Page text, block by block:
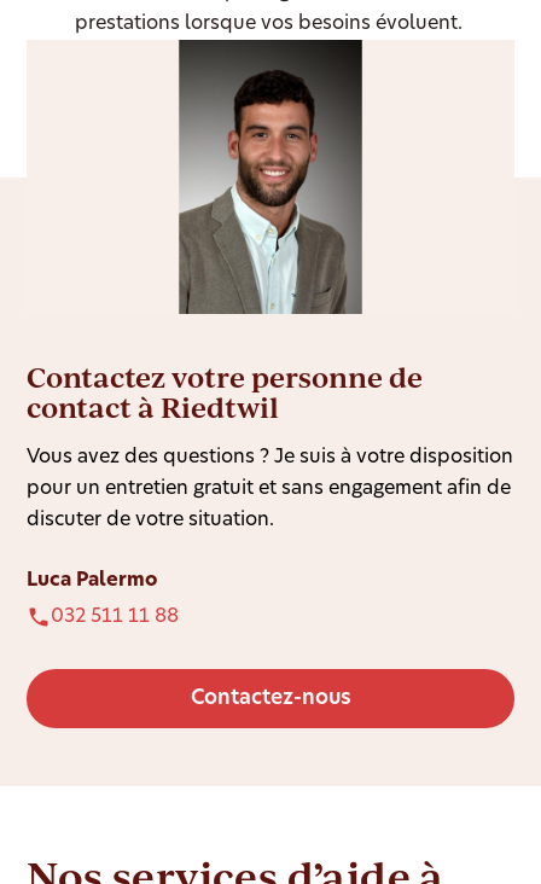
Contactez votre personne de
contact à Riedtwil
Vous avez des questions ? Je suis à votre disposition
pour un entretien gratuit et sans engagement afin de
discuter de votre situation.
Luca Palermo
032 511 11 88
Contactez-nous
prestations lorsque vos besoins évoluent.